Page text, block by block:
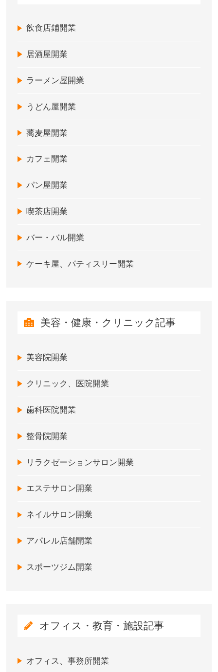
飲食店鋪開業
居酒屋開業
ラーメン屋開業
うどん屋開業
蕎麦屋開業
カフェ開業
パン屋開業
喫茶店開業
バー・バル開業
ケーキ屋、パティスリー開業
美容・健康・クリニック記事
美容院開業
クリニック、医院開業
歯科医院開業
整骨院開業
リラクゼーションサロン開業
エステサロン開業
ネイルサロン開業
アパレル店舗開業
スポーツジム開業
オフィス・教育・施設記事
オフィス、事務所開業